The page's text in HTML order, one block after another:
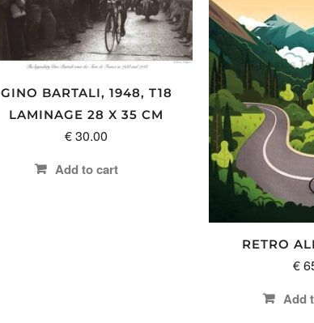
GINO BARTALI, 1948, T18
LAMINAGE 28 X 35 CM
€30.00
Add to cart
RETRO
€
Add